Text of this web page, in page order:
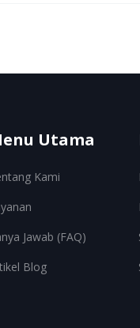
Utama
Kami
Jawab (FAQ)
Blog